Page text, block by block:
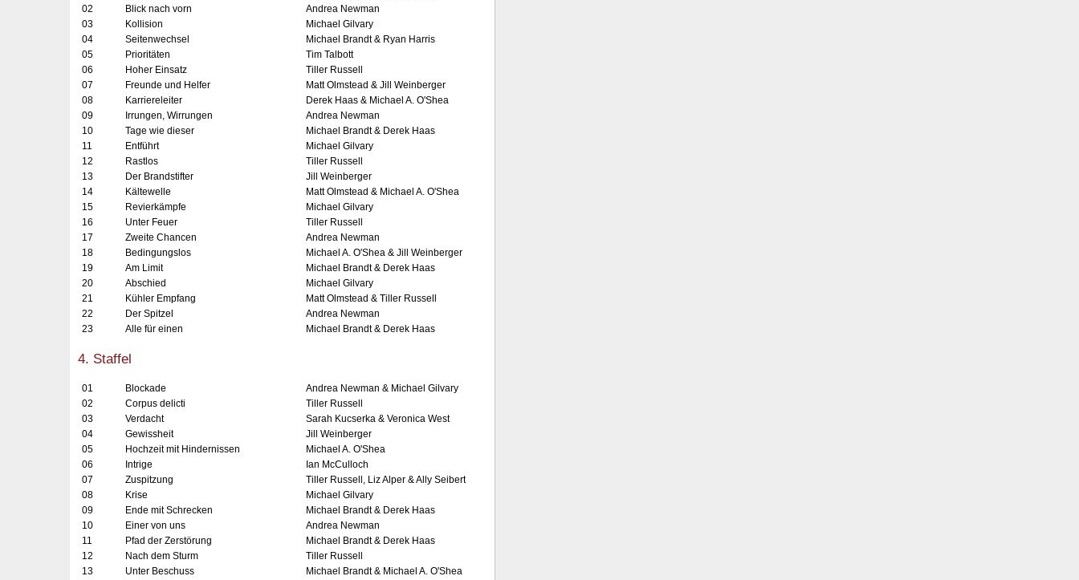
02
Blick nach vorn
Andrea Newman
03
Kollision
Michael Gilvary
04
Seitenwechsel
Michael Brandt & Ryan Harris
05
Prioritäten
Tim Talbott
06
Hoher Einsatz
Tiller Russell
07
Freunde und Helfer
Matt Olmstead & Jill Weinberger
08
Karriereleiter
Derek Haas & Michael A. O'Shea
09
Irrungen, Wirrungen
Andrea Newman
10
Tage wie dieser
Michael Brandt & Derek Haas
11
Entführt
Michael Gilvary
12
Rastlos
Tiller Russell
13
Der Brandstifter
Jill Weinberger
14
Kältewelle
Matt Olmstead & Michael A. O'Shea
15
Revierkämpfe
Michael Gilvary
16
Unter Feuer
Tiller Russell
17
Zweite Chancen
Andrea Newman
18
Bedingungslos
Michael A. O'Shea & Jill Weinberger
19
Am Limit
Michael Brandt & Derek Haas
20
Abschied
Michael Gilvary
21
Kühler Empfang
Matt Olmstead & Tiller Russell
22
Der Spitzel
Andrea Newman
23
Alle für einen Michael Brandt & Derek Haas
4. Staffel
01 Blockade
Andrea Newman & Michael Gilvary
02
Corpus delicti
Tiller Russell
03
Verdacht
Sarah Kucserka & Veronica West
04
Gewissheit
Jill Weinberger
05
Hochzeit mit Hindernissen
Michael A. O'Shea
06
Intrige
Ian McCulloch
07
Zuspitzung
Tiller Russell, Liz Alper & Ally Seibert
08
Krise
Michael Gilvary
09
Ende mit Schrecken
Michael Brandt & Derek Haas
10
Einer von uns
Andrea Newman
11
Pfad der Zerstörung
Michael Brandt & Derek Haas
12
Nach dem Sturm
Tiller Russell
13
Unter Beschuss
Michael Brandt & Michael A. O'Shea